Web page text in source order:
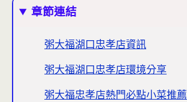
章節連結
粥大福湖口忠孝店資訊
粥大福湖口忠孝店環境分享
粥大福忠孝店熱門必點小菜推薦